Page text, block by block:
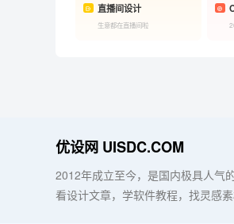
直播间设计
生意都在直播间啦
优设网 UISDC.COM
2012年成立至今，是国内极具人气
看设计文章，学软件教程，找灵感